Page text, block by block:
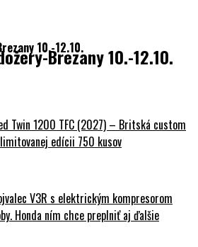
10.-12.10.
Twin 1200 TFC (2027) – Britská custom
edícii 750 kusov
V3R s elektrickým kompresorom
Honda ním chce preplniť aj ďalšie
Brezany 10.-12.10.